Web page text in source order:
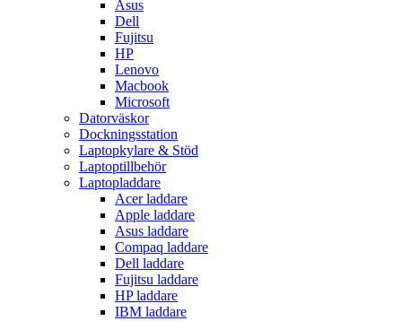
Asus
Dell
Fujitsu
HP
Lenovo
Macbook
Microsoft
Datorväskor
Dockningsstation
Laptopkylare & Stöd
Laptoptillbehör
Laptopladdare
Acer laddare
Apple laddare
Asus laddare
Compaq laddare
Dell laddare
Fujitsu laddare
HP laddare
IBM laddare